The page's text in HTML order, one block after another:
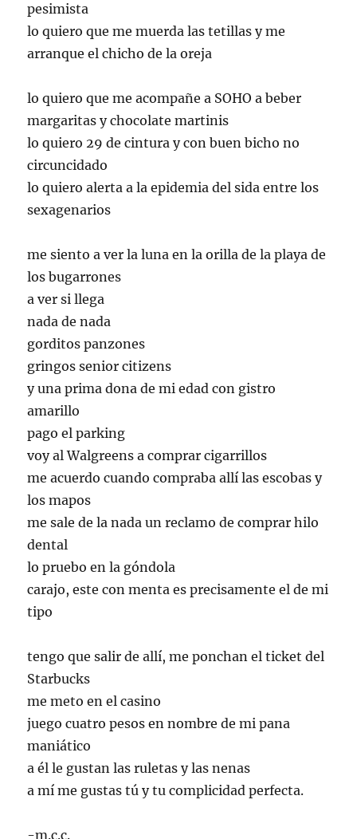
pesimista
lo quiero que me muerda las tetillas y me
arranque el chicho de la oreja
lo quiero que me acompañe a SOHO a beber
margaritas y chocolate martinis
lo quiero 29 de cintura y con buen bicho no
circuncidado
lo quiero alerta a la epidemia del sida entre los
sexagenarios
me siento a ver la luna en la orilla de la playa de
los bugarrones
a ver si llega
nada de nada
gorditos panzones
gringos senior citizens
y una prima dona de mi edad con gistro
amarillo
pago el parking
voy al Walgreens a comprar cigarrillos
me acuerdo cuando compraba allí las escobas y
los mapos
me sale de la nada un reclamo de comprar hilo
dental
lo pruebo en la góndola
carajo, este con menta es precisamente el de mi
tipo
tengo que salir de allí, me ponchan el ticket del
Starbucks
me meto en el casino
juego cuatro pesos en nombre de mi pana
maniático
a él le gustan las ruletas y las nenas
a mí me gustas tú y tu complicidad perfecta.
-m.c.c.